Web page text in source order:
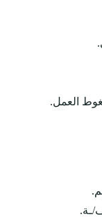
العمل.
ـة.